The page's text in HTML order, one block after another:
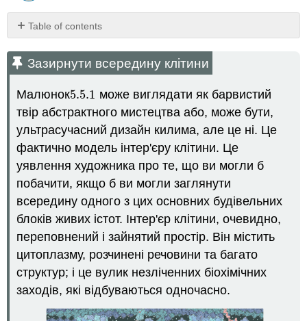
Table of contents
всередину
клітини
цитоплазма
Характеристика:
Біологія
людини
в
новині
Дізнатися
більше
Атрибуції
Зазирнути всередину клітини
Малюнок5.5.1
5.5.1 може виглядати як барвистий
твір абстрактного мистецтва або, може бути,
ультрасучасний дизайн килима, але це ні. Це
фактично модель інтер'єру клітини. Це
уявлення художника про те, що ви могли б
побачити, якщо б ви могли заглянути
всередину одного з цих основних будівельних
блоків живих істот. Інтер'єр клітини, очевидно,
переповнений і зайнятий простір. Він містить
цитоплазму, розчинені речовини та багато
структур; і це вулик незліченних біохімічних
заходів, які відбуваються одночасно.